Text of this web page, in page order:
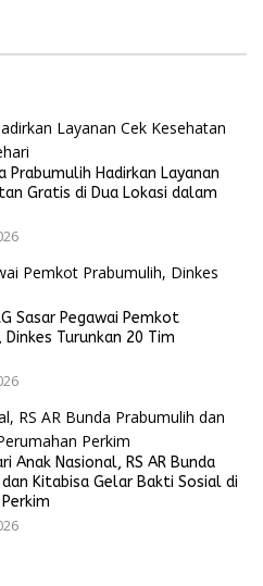
Prabumulih Hadirkan Layanan
Gratis di Dua Lokasi dalam
Sasar Pegawai Pemkot
Dinkes Turunkan 20 Tim
Anak Nasional, RS AR Bunda
Kitabisa Gelar Bakti Sosial di